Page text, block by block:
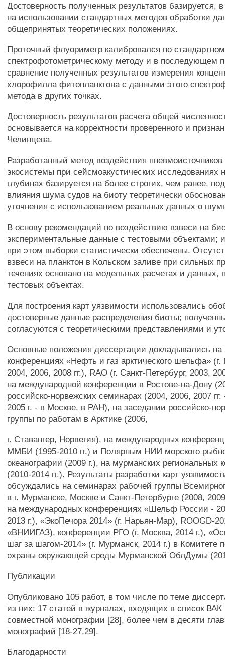
Достоверность полученных результатов базируется,
на использовании стандартных методов обработки
общепринятых теоретических положениях.
Проточный флуориметр калибровался по
спектрофотометрическому методу и в последующем
сравнение полученных результатов измерения
хлорофилла фитопланктона с данными этого
метода в других точках.
Достоверность результатов расчета общей
основывается на корректности проверенного и
Челинцева.
Разработанный метод воздействия
экосистемы при сейсмоакустических исследованиях
глубинах базируется на более строгих, чем ранее,
влияния шума судов на биоту теоретически
уточнения с использованием реальных данных о
В основу рекомендаций по воздействию взвеси на
экспериментальные данные с тестовыми объектами;
при этом выборки статистически обеспечены.
взвеси на планктон в Кольском заливе при сильных
течениях основано на модельных расчетах и данных,
тестовых объектах.
Для построения карт уязвимости использовались
достоверные данные распределения биоты;
согласуются с теоретическими представлениями и
Основные положения диссертации докладывались
конференциях «Нефть и газ арктического шельфа»
2004, 2006, 2008 гг.), RAO (г. Санкт-Петербург, 2003,
на международной конференции в Ростове-на-Дону
российско-норвежских семинарах (2004, 2006, 2007
2005 г. - в Москве, в РАН), на заседании российско-
группы по работам в Арктике (2006,
г. Ставангер, Норвегия), на международных
ММБИ (1995-2010 гг.) и Полярным НИИ морского
океанографии (2009 г.), на мурманских региональных
(2010-2014 гг.). Результаты разработки карт
обсуждались на семинарах рабочей группы
в г. Мурманске, Москве и Санкт-Петербурге (2008,
на международных конференциях «Шельф России -
2013 г.), «ЭкоПечора 2014» (г. Нарьян-Мар), ROOGD-
«ВНИИГАЗ), конференции РГО (г. Москва, 2014 г.),
шаг за шагом-2014» (г. Мурманск, 2014 г.) в Комитете
охраны окружающей среды Мурманской ОблДумы
Публикации
Опубликовано 105 работ, в том числе по теме
из них: 17 статей в журналах, входящих в список ВАК
совместной монографии [28], более чем в десяти
монографий [18-27,29].
Благодарности